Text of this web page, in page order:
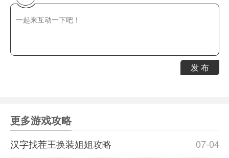
发 布
更多游戏攻略
07-04
汉字找茬王换装姐姐攻略